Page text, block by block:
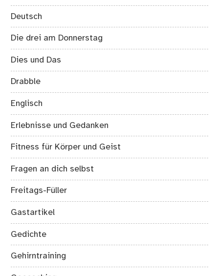
Deutsch
Die drei am Donnerstag
Dies und Das
Drabble
Englisch
Erlebnisse und Gedanken
Fitness für Körper und Geist
Fragen an dich selbst
Freitags-Füller
Gastartikel
Gedichte
Gehirntraining